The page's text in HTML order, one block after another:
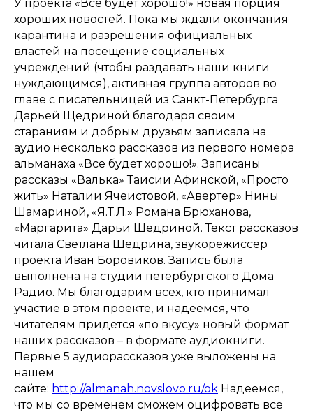
У проекта «Все будет хорошо!» новая порция
хороших новостей. Пока мы ждали окончания
карантина и разрешения официальных
властей на посещение социальных
учреждений (чтобы раздавать наши книги
нуждающимся), активная группа авторов во
главе с писательницей из Санкт-Петербурга
Дарьей Щедриной благодаря своим
стараниям и добрым друзьям записала на
аудио несколько рассказов из первого номера
альманаха «Все будет хорошо!». Записаны
рассказы «Валька» Таисии Афинской, «Просто
жить» Наталии Ячеистовой, «Авертер» Нины
Шамариной, «Я.Т.Л.» Романа Брюханова,
«Маргарита» Дарьи Щедриной. Текст рассказов
читала Светлана Щедрина, звукорежиссер
проекта Иван Боровиков. Запись была
выполнена на студии петербургского Дома
Радио. Мы благодарим всех, кто принимал
участие в этом проекте, и надеемся, что
читателям придется «по вкусу» новый формат
наших рассказов – в формате аудиокниги.
Первые 5 аудиорассказов уже выложены на
нашем
сайте: http://almanah.novslovo.ru/ok Надеемся,
что мы со временем сможем оцифровать все